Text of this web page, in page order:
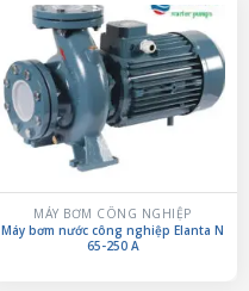
MÁY BƠM CÔNG NGHIỆP
Máy bơm nước công nghiệp Elanta N
65-250 A